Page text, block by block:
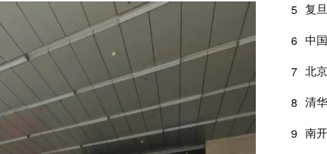
5
6 中
7 北
8 清
9 南